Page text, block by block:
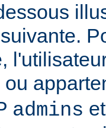
ou
admins et